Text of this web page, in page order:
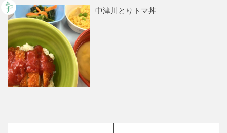
中津川とりトマ丼